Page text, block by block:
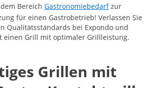
Bereich Gastronomiebedarfzur
für einen Gastrobetrieb! Verlassen Sie
Qualitätsstandards bei Expondo und
einen Grill mit optimaler Grillleistung.
Grillen mit